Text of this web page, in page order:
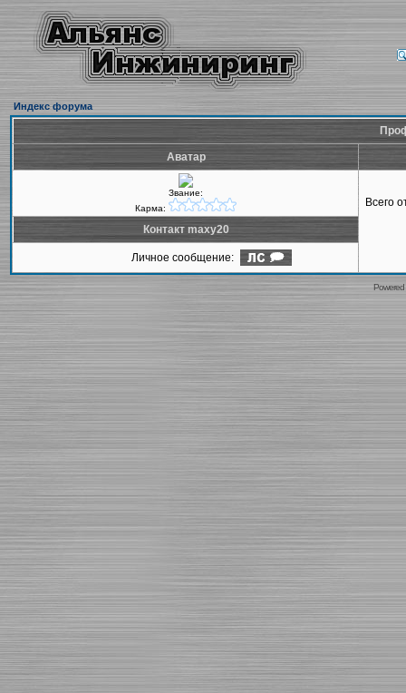
Индекс форума
Аватар
Звание:
Карма:
Всего
Контакт maxy20
Личное сообщение: